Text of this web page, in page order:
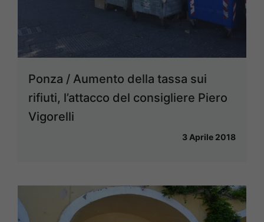
Ponza / Aumento della tassa sui
rifiuti, l’attacco del consigliere Piero
Vigorelli
3 Aprile 2018